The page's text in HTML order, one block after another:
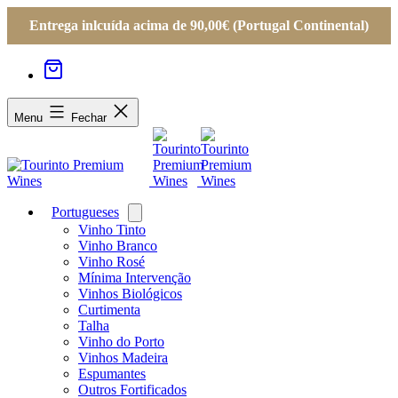
Entrega inlcuída acima de 90,00€ (Portugal Continental)
Menu Fechar
Portugueses
menu
Vinho Tinto
Vinho Branco
Vinho Rosé
Mínima Intervenção
Vinhos Biológicos
Curtimenta
Talha
Vinho do Porto
Vinhos Madeira
Espumantes
Outros Fortificados